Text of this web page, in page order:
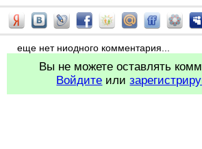
еще нет ниодного комментария...
Вы не можете оставлять
Войдите или